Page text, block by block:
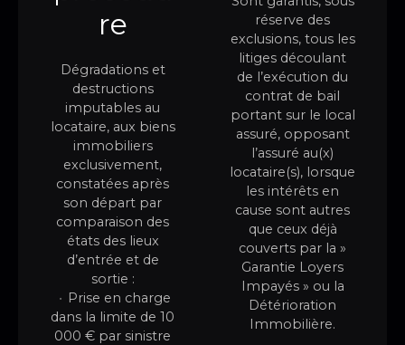
re​
Dégradations et
destructions
imputables au
locataire, aux biens
immobiliers
exclusivement,
constatées après
son départ par
comparaison des
états des lieux
d’entrée et de
sortie :
Prise en charge
dans la limite de 10
000 € par sinistre
réserve des
exclusions, tous les
litiges découlant
de l’exécution du
contrat de bail
portant sur le local
assuré, opposant
l’assuré au(x)
locataire(s), lorsque
les intérêts en
cause sont autres
que ceux déjà
couverts par la »
Garantie Loyers
Impayés » ou la
Détérioration
Immobilière.